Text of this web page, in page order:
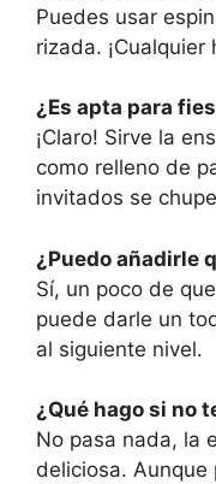
Puedes usar
rizada.
¿Es apta para
¡Claro! Sirve la
como relleno de
invitados se
¿Puedo añadirle
Sí, un poco de
puede darle un
al siguiente nivel.
¿Qué hago si no
No pasa nada, la
deliciosa.